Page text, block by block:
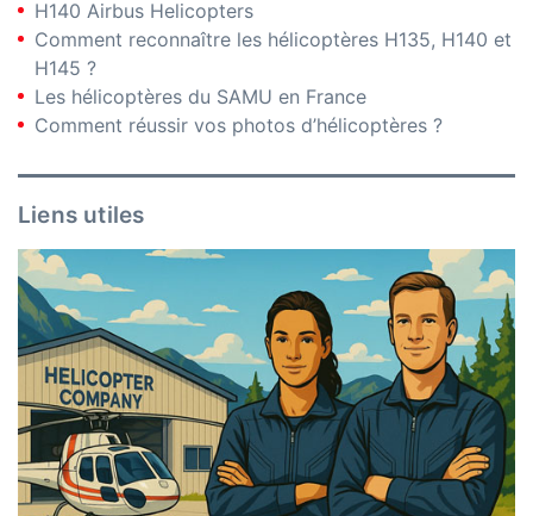
H140 Airbus Helicopters
Comment reconnaître les hélicoptères H135, H140 et
H145 ?
Les hélicoptères du SAMU en France
Comment réussir vos photos d’hélicoptères ?
Liens utiles